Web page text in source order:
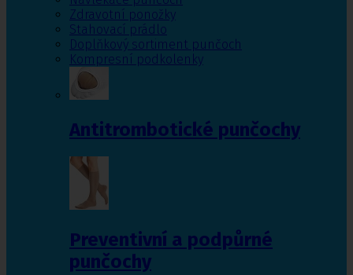
Zdravotní ponožky
Stahovací prádlo
Doplňkový sortiment punčoch
Kompresní podkolenky
Antitrombotické punčochy
Preventivní a podpůrné
punčochy